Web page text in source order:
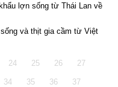
lợn sống từ Thái Lan về
và thịt gia cầm từ Việt
24 25 26 27
34 35 36 37